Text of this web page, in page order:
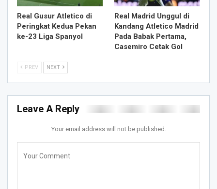
Real Gusur Atletico di
Peringkat Kedua Pekan
ke-23 Liga Spanyol
Real Madrid Unggul di
Kandang Atletico Madrid
Pada Babak Pertama,
Casemiro Cetak Gol
PREV NEXT
Leave A Reply
Your email address will not be published.